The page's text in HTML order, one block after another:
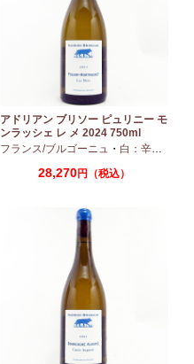
・ピノノワール
アドリアン ブリソー ピュリニー モ
ンラッシェ レ メ 2024 750ml
フランス/ブルゴーニュ ・ 白：辛口
28,270円（税込）